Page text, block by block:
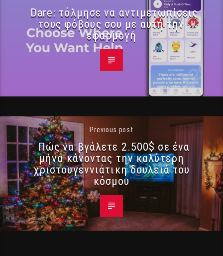
Dare: τόλμησε να αντιμετωπίσεις
τους φόβους σου με αυτή την
εφαρμογή
Previous post
Πώς να βγάλετε 2.500$ σε ένα
μήνα κάνοντας την καλύτερη
χριστουγεννιάτικη δουλειά του
κόσμου